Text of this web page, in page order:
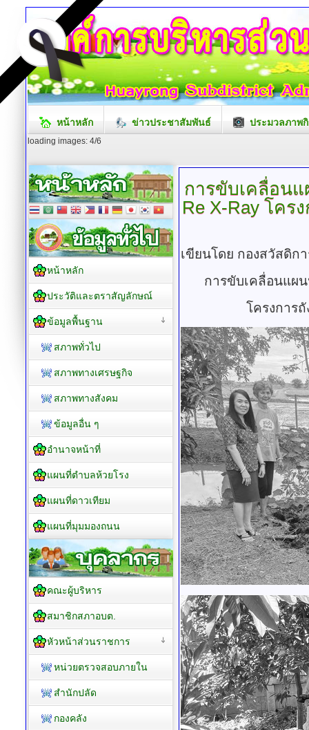
หน้าหลัก ข่าวประชาสัมพันธ์ ประมวลภาพ
การขับเคลื่อน
Re X-Ray โคร
เขียนโดย กองสวัสดิก
การขับเคลื่อนแผ
โครงการ
หน้าหลัก
ประวัติและตราสัญลักษณ์
ข้อมูลพื้นฐาน
สภาพทั่วไป
สภาพทางเศรษฐกิจ
สภาพทางสังคม
ข้อมูลอื่น ๆ
อำนาจหน้าที่
แผนที่ตำบลห้วยโรง
แผนที่ดาวเทียม
แผนที่มุมมองถนน